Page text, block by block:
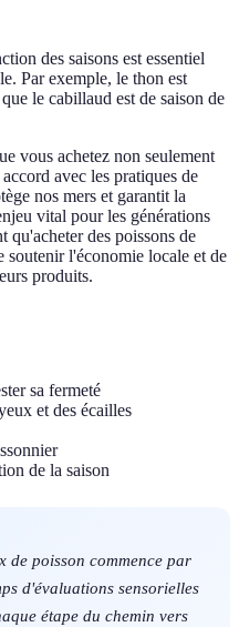
des saisons est essentiel
Par exemple, le thon est
le cabillaud est de saison de
vous achetez non seulement
avec les pratiques de
nos mers et garantit la
vital pour les générations
qu'acheter des poissons de
soutenir l'économie locale et de
produits.
sa fermeté
et des écailles
de la saison
de poisson commence par
d'évaluations sensorielles
étape du chemin vers